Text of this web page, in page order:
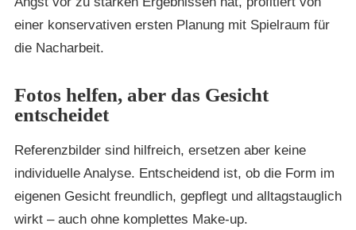
einer konservativen ersten Planung mit Spielraum für
die Nacharbeit.
Fotos helfen, aber das Gesicht
entscheidet
Referenzbilder sind hilfreich, ersetzen aber keine
individuelle Analyse. Entscheidend ist, ob die Form im
eigenen Gesicht freundlich, gepflegt und alltagstauglich
wirkt – auch ohne komplettes Make-up.